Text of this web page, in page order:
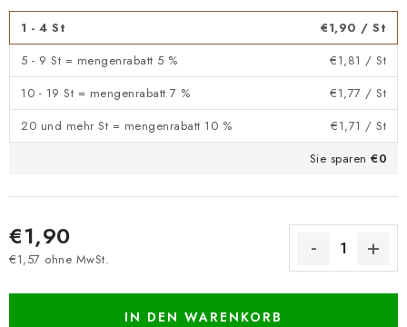
1 - 4 St €1,90 / St
5 - 9 St = mengenrabatt 5 %
€1,81 / St
10 - 19 St = mengenrabatt 7 %
€1,77 / St
20 und mehr St = mengenrabatt 10 %
€1,71 / St
Sie sparen €0
€1,90
€1,57 ohne MwSt.
IN DEN WARENKORB